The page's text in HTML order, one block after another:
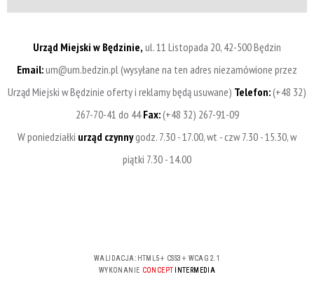
Urząd Miejski w Będzinie, ul. 11 Listopada 20, 42-500 Będzin
Email:um@um.bedzin.pl (wysyłane na ten adres niezamówione przez
Urząd Miejski w Będzinie oferty i reklamy będą usuwane) Telefon:(+48 32)
267-70-41 do 44Fax:(+48 32) 267-91-09
W poniedziałki urząd czynnygodz. 7.30 - 17.00, wt - czw 7.30 - 15.30, w
piątki 7.30 - 14.00
WALIDACJA: HTML5+ CSS3 + WCAG 2.1
WYKONANIE CONCEPT INTERMEDIA